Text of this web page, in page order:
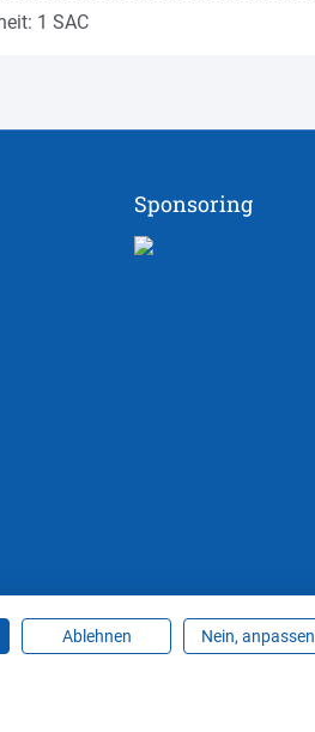
1 SAC
Sponsoring
ändern
Ablehnen Nein, anpassen